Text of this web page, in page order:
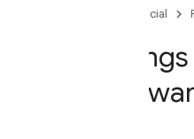
Página inicial